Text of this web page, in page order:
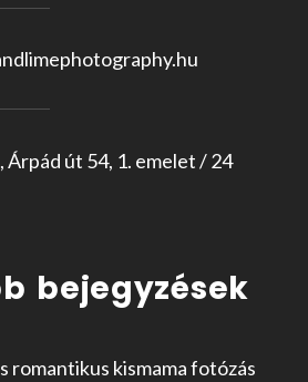
Árpád út 54, 1. emelet / 24
bejegyzések
romantikus kismama fotózás